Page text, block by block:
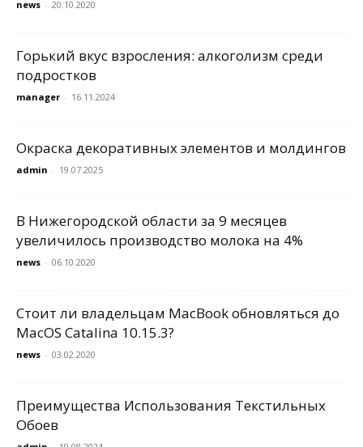
news - 20.10.2020
Горький вкус взросления: алкоголизм среди
подростков
manager - 16.11.2024
Окраска декоративных элементов и молдингов
admin - 19.07.2025
В Нижегородской области за 9 месяцев
увеличилось производство молока на 4%
news - 06.10.2020
Стоит ли владельцам MacBook обновляться до
MacOS Catalina 10.15.3?
news - 03.02.2020
Преимущества Использования Текстильных
Обоев